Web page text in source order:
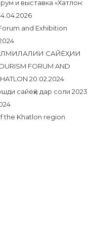
и выставка «Хатлон:
and Exhibition
САЙЁҲИИ
FORUM AND
20.02.2024
сайёҳӣ дар соли 2023
the Khatlon region